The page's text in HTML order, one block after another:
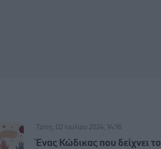
Τρίτη, 02 Ιουλίου 2024, 14:16
Ένας Κώδικας που δείχνει το